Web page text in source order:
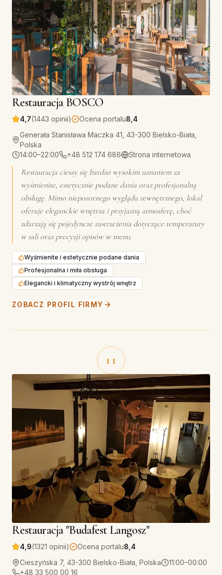
Restauracja BOSCO
4,7(1443 opinii) Ocena portalu8,4
Generała Stanisława Maczka 41, 43-300 Bielsko-Biała,
Polska
14:00–22:00
+48 512 174 686 Strona internetowa
Restauracja cieszy się bardzo wysokim uznaniem za
wyśmienite, estetycznie podane dania oraz profesjonalną
obsługę. Mimo niepozornego wyglądu zewnętrznego, lokal
oferuje eleganckie wnętrza i przyjazną atmosferę, choć
zdarzają się pojedyncze zastrzeżenia dotyczące temperatury
w sali oraz precyzji opisów w menu.
Wyśmienite i estetycznie podane dania
Profesjonalna i miła obsługa
Elegancki i klimatyczny wystrój wnętrz
ZOBACZ PROFIL FIRMY
11
Restauracja "Budafest Langosz"
4,9(1321 opinii) Ocena portalu8,4
Cieszyńska 7, 43-300 Bielsko-Biała, Polska
11:00–00:00
+48 33 500 00 16